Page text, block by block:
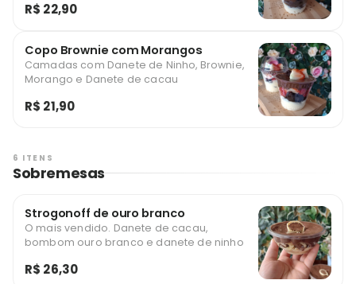
R$ 22,90
Copo Brownie com Morangos
Camadas com Danete de Ninho, Brownie,
Morango e Danete de cacau
R$ 21,90
6 ITENS
Sobremesas
Strogonoff de ouro branco
O mais vendido. Danete de cacau,
bombom ouro branco e danete de ninho
R$ 26,30